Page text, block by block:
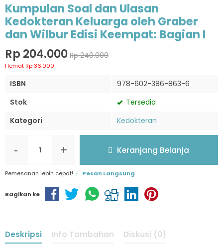
Kumpulan Soal dan Ulasan
Kedokteran Keluarga oleh Graber
dan Wilbur Edisi Keempat: Bagian I
Rp 204.000 Rp 240.000
Hemat Rp 36.000
ISBN
978-602-386-863-6
Stok
Tersedia
Kategori
Kedokteran
- + Keranjang Belanja
Pemesanan lebih cepat! Pesan Langsung
Bagikan ke
Deskripsi Info Tambahan Diskusi (0)